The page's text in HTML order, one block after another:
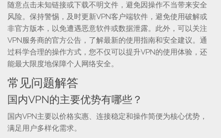
随意点击未知链接或下载不明文件，避免因操作不当带来安全
风险。保持警惕，及时更新VPN客户端软件，避免使用破解或
非官方版本，以免遭遇恶意软件或数据泄露。此外，可以关注
VPN服务商的官方公告，了解最新的使用指南和安全建议。通
过科学合理的操作方式，您不仅可以提升VPN的使用体验，还
能最大限度地保障个人网络安全。
常见问题解答
国内VPN的主要优势有哪些？
国内VPN主要以价格实惠、连接稳定和操作简便为核心优势，
满足用户多样化需求。